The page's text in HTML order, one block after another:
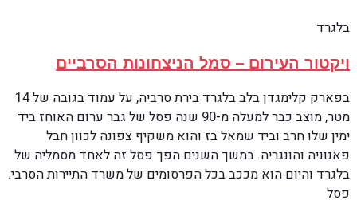
בלגרד
ויקטור העירום – סמל הניצחונות הסרביים
בפארק קלימגדן בלב בלגרד בירת סרביה, על עמוד בגובה של 14
מטר, מוצב כבר למעלה מ-90 שנה פסל של גבר ערום האוחז ביד
ימין שלו חרב וביד שמאל בז והוא משקיף צפונה לכוון חבל
פאנוניה והונגריה. במשך השנים הפך פסל זה לאחד מסמליה של
בלגרד והיום הוא מככב בכל הפרסומים של משרד התיירות הסרבי.
פסל